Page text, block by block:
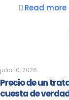
Read more
julio 10, 2026
Precio de un
cuesta de